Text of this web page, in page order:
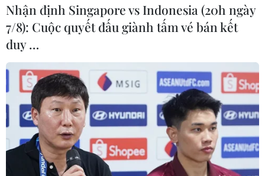
Thủ tướng gửi thư kêu gọi chung tay giải
quyết vấn đề rác thải nhựa
Nhận định Singapore vs Indonesia (20h ngày
7/8): Cuộc quyết đấu giành tấm vé bán kết
duy …